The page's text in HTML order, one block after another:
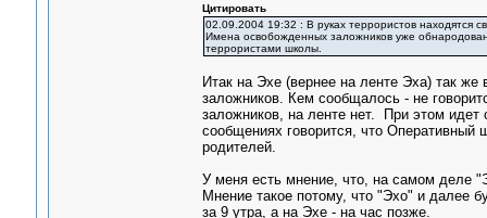
Цитировать
02.09.2004 19:32 : В руках террористов находятся
Имена освобожденных заложников уже
террористами школы.
Итак на Эхе (вернее на ленте Эха) так же
заложников. Кем сообщалось - не
заложников, на ленте нет. При этом
сообщениях говорится, что Оперативный
родителей.
У меня есть мнение, что, на самом деле
Мнение такое потому, что "Эхо" и далее
за 9 утра, а на Эхе - на час позже.